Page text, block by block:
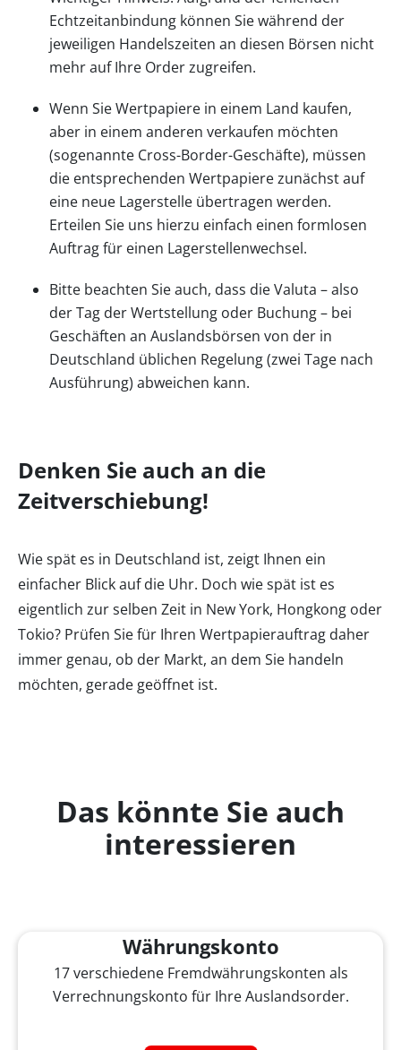
Echtzeitanbindung können Sie während der
jeweiligen Handelszeiten an diesen Börsen nicht
mehr auf Ihre Order zugreifen.
Wenn Sie Wertpapiere in einem Land kaufen,
aber in einem anderen verkaufen möchten
(sogenannte Cross-Border-Geschäfte), müssen
die entsprechenden Wertpapiere zunächst auf
eine neue Lagerstelle übertragen werden.
Erteilen Sie uns hierzu einfach einen formlosen
Auftrag für einen Lagerstellenwechsel.
Bitte beachten Sie auch, dass die Valuta – also
der Tag der Wertstellung oder Buchung – bei
Geschäften an Auslandsbörsen von der in
Deutschland üblichen Regelung (zwei Tage nach
Ausführung) abweichen kann.
Denken Sie auch an die
Zeitverschiebung!
Wie spät es in Deutschland ist, zeigt Ihnen ein
einfacher Blick auf die Uhr. Doch wie spät ist es
eigentlich zur selben Zeit in New York, Hongkong oder
Tokio? Prüfen Sie für Ihren Wertpapierauftrag daher
immer genau, ob der Markt, an dem Sie handeln
möchten, gerade geöffnet ist.
Das könnte Sie auch
interessieren
Währungskonto
17 verschiedene Fremdwährungskonten als
Verrechnungskonto für Ihre Auslandsorder.